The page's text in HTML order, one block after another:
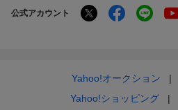
公式アカウント
Yahoo!オークション
Yahoo!ショッピング